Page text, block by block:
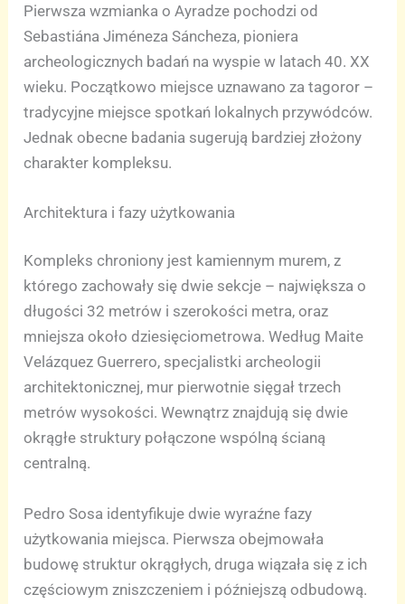
Pierwsza wzmianka o Ayradze pochodzi od
Sebastiána Jiméneza Sáncheza, pioniera
archeologicznych badań na wyspie w latach 40. XX
wieku. Początkowo miejsce uznawano za tagoror –
tradycyjne miejsce spotkań lokalnych przywódców.
Jednak obecne badania sugerują bardziej złożony
charakter kompleksu.
Architektura i fazy użytkowania
Kompleks chroniony jest kamiennym murem, z
którego zachowały się dwie sekcje – największa o
długości 32 metrów i szerokości metra, oraz
mniejsza około dziesięciometrowa. Według Maite
Velázquez Guerrero, specjalistki archeologii
architektonicznej, mur pierwotnie sięgał trzech
metrów wysokości. Wewnątrz znajdują się dwie
okrągłe struktury połączone wspólną ścianą
centralną.
Pedro Sosa identyfikuje dwie wyraźne fazy
użytkowania miejsca. Pierwsza obejmowała
budowę struktur okrągłych, druga wiązała się z ich
częściowym zniszczeniem i późniejszą odbudową.